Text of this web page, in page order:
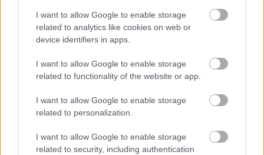
I want to allow Google to enable storage
related to analytics like cookies on web or
device identifiers in apps.
I want to allow Google to enable storage
related to functionality of the website or app.
I want to allow Google to enable storage
related to personalization.
I want to allow Google to enable storage
related to security, including authentication
A korábbiakban már beszámoltunk arról, hogy Sebastian
Vettel megvásárolta magának a Forma-1 történelmének egyik
Mansell egyetlen világbajnoki címét aratta. A német azonban
most elárulta, hogy egy F2004-et is megpróbált beszerezni
magának, azonban t a magas költségek inkább letett róla.
Michael Schumacher az F2004-gyel nyerte meg hetedik